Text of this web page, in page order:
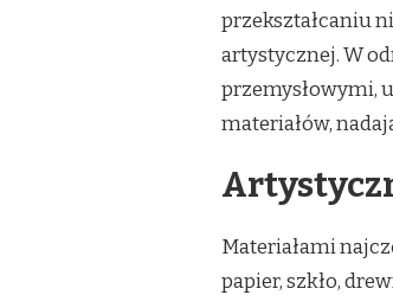
przekształcaniu
artystycznej. W
przemysłowymi,
materiałów,
Materiałami
papier, szkło,